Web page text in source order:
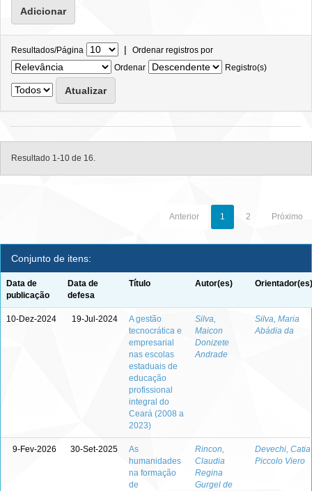
Resultados/Página | Ordenar registros por
Ordenar
Registro(s)
Resultado 1-10 de 16.
Anterior 1 2 Próximo
Conjunto de itens:
Data de
publicação
Data de
defesa
Título Autor(es) Orientador(es)
10-Dez-2024 19-Jul-2024
A gestão
tecnocrática e
empresarial
nas escolas
estaduais de
educação
profissional
integral do
Ceará (2008 a
2023)
Silva,
Maicon
Donizete
Andrade
Silva, Maria
Abádia da
9-Fev-2026 30-Set-2025
As
humanidades
na formação
de
Rincon,
Claudia
Regina
Gurgel de
Devechi, Catia
Piccolo Viero